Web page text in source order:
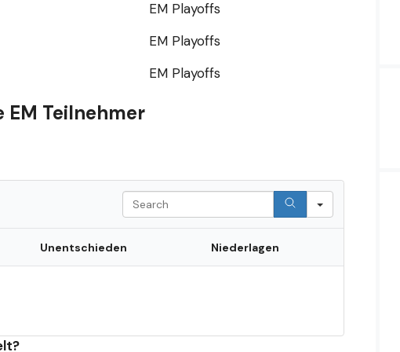
EM Playoffs
EM Playoffs
EM Playoffs
EM Teilnehmer
S
e
r
Unentschieden Niederlagen